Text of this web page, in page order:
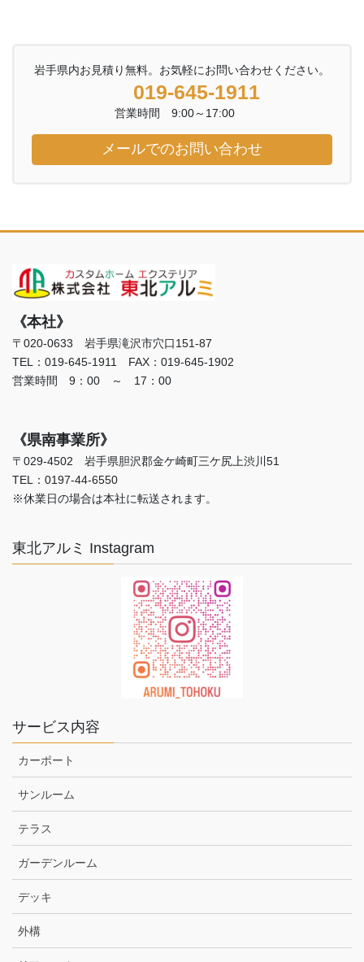
岩手県内お見積り無料。お気軽にお問い合わせください。
019-645-1911
営業時間 9:00～17:00
メールでのお問い合わせ
《本社》
〒020-0633 岩手県滝沢市穴口151-87
TEL：019-645-1911 FAX：019-645-1902
営業時間 9：00 ～ 17：00
《県南事業所》
〒029-4502 岩手県胆沢郡金ケ崎町三ケ尻上渋川51
TEL：0197-44-6550
※休業日の場合は本社に転送されます。
東北アルミ Instagram
サービス内容
カーポート
サンルーム
テラス
ガーデンルーム
デッキ
外構